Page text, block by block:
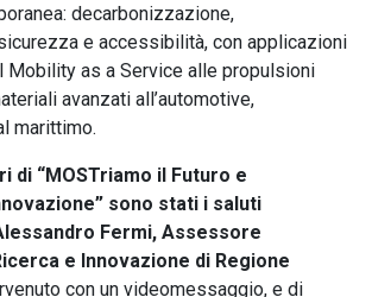
decarbonizzazione,
e accessibilità, con applicazioni
Mobility as a Service alle propulsioni
avanzati all’automotive,
marittimo.
di “MOSTriamo il Futuro e
sono stati i saluti
Fermi, Assessore
e Innovazione di Regione
con un videomessaggio, e di